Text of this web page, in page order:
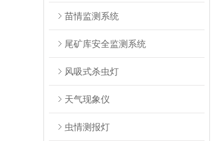
苗情监测系统
尾矿库安全监测系统
风吸式杀虫灯
天气现象仪
虫情测报灯